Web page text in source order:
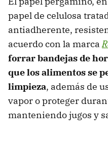
papel de celulosa
antiadherente,
acuerdo con la marca
forrar bandejas de
que los alimentos se
limpieza, además de
vapor o proteger
manteniendo jugos y